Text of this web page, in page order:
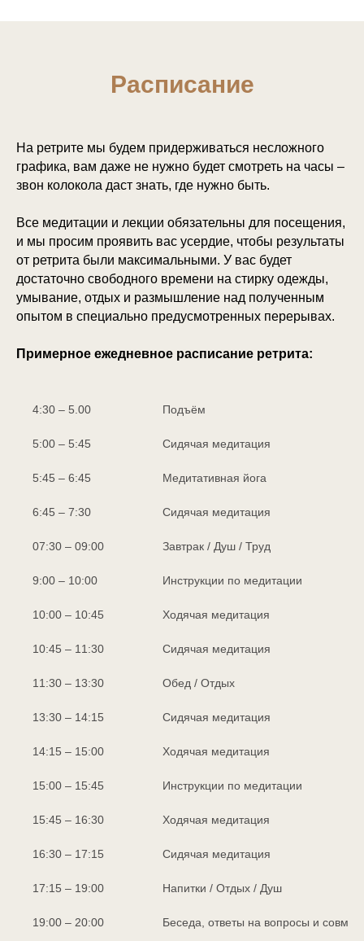
Расписание
На ретрите мы будем придерживаться несложного
графика, вам даже не нужно будет смотреть на часы –
звон колокола даст знать, где нужно быть.
Все медитации и лекции обязательны для посещения,
и мы просим проявить вас усердие, чтобы результаты
от ретрита были максимальными. У вас будет
достаточно свободного времени на стирку одежды,
умывание, отдых и размышление над полученным
опытом в специально предусмотренных перерывах.
Примерное ежедневное расписание ретрита:
4:30 – 5.00 Подъём
5:00 – 5:45 Сидячая медитация
5:45 – 6:45 Медитативная йога
6:45 – 7:30 Сидячая медитация
07:30 – 09:00 Завтрак / Душ / Труд
9:00 – 10:00 Инструкции по медитации
10:00 – 10:45 Ходячая медитация
10:45 – 11:30 Сидячая медитация
11:30 – 13:30 Обед / Отдых
13:30 – 14:15 Сидячая медитация
14:15 – 15:00 Ходячая медитация
15:00 – 15:45 Инструкции по медитации
15:45 – 16:30 Ходячая медитация
16:30 – 17:15 Сидячая медитация
17:15 – 19:00 Напитки / Отдых / Душ
19:00 – 20:00 Беседа, ответы на вопросы и